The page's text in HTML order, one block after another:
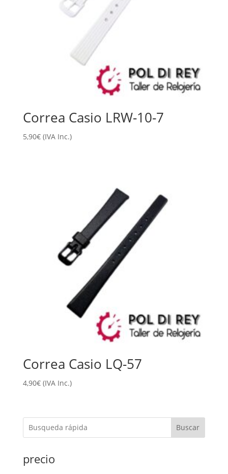
Correa Casio LRW-10-7
5,90€ (IVA Inc.)
Correa Casio LQ-57
4,90€ (IVA Inc.)
Buscar
precio